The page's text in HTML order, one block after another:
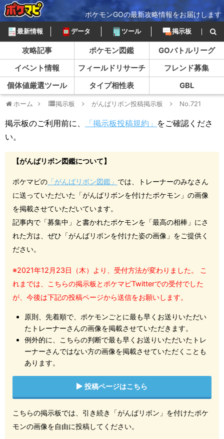
ポケモンGOの最新攻略情報をお届けします
最新情報 データ ツール 掲示板
攻略記事 ポケモン図鑑
GOバトルリーグ
イベント情報
フィールドリサーチ
フレンド募集
個体値厳選ツール
タイプ相性表 GBL
ホーム 掲示板 がんばリボン投稿掲示板 No.721
掲示板のご利用前に、 「掲示板投稿規約」 をご確認くださ
い。
【がんばリボン図鑑について】
ポケマピの 「がんばリボン図鑑」 では、トレーナーのみなさん
に送っていただいた「がんばリボンを付けたポケモン」の画像
を掲載させていただいています。
記事内で「募集中」と書かれたポケモンを「最高の相棒」にさ
れた方は、ぜひ「がんばリボンを付けた姿の画像」をご提供く
ださい。
※2021年12月23日（木）より、受付方法が変わりました。 こ
れまでは、こちらの掲示板とポケマピTwitterでの受付でした
が、今後は下記の投稿ページから送信をお願いします。
原則、先着順で、ポケモンごとに最も早くお送りいただい
たトレーナーさんの画像を掲載させていただきます。
例外的に、こちらの判断で最も早くお送りいただいたトレ
ーナーさんではない方の画像を掲載させていただくことも
あります。
投稿ページはこちら
こちらの掲示板では、引き続き「がんばリボン」を付けたポケ
モンの画像を自由に投稿してください。